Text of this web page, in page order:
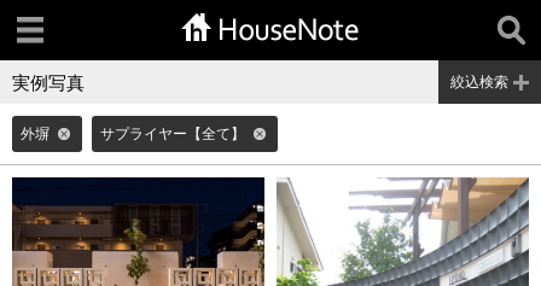
実例写真 絞込検索
外塀 サプライヤー【全て】